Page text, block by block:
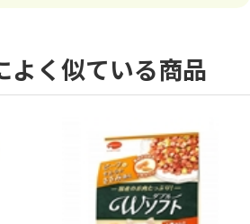
よく似ている商品